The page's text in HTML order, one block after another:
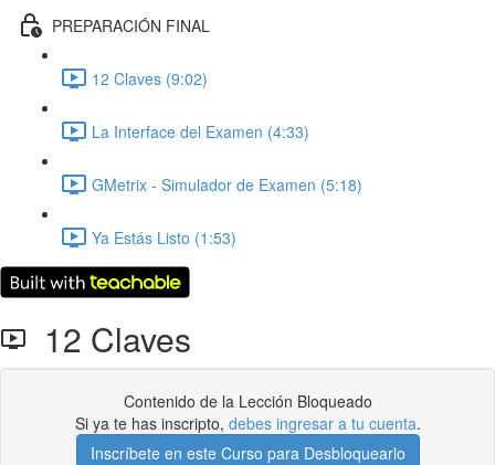
PREPARACIÓN FINAL
12 Claves (9:02)
La Interface del Examen (4:33)
GMetrix - Simulador de Examen (5:18)
Ya Estás Listo (1:53)
12 Claves
Contenido de la Lección Bloqueado
Si ya te has inscripto, debes ingresar a tu cuenta.
Inscríbete en este Curso para Desbloquearlo